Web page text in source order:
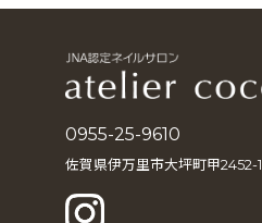
0955-25-9610
佐賀県伊万里市大坪町甲2452-1